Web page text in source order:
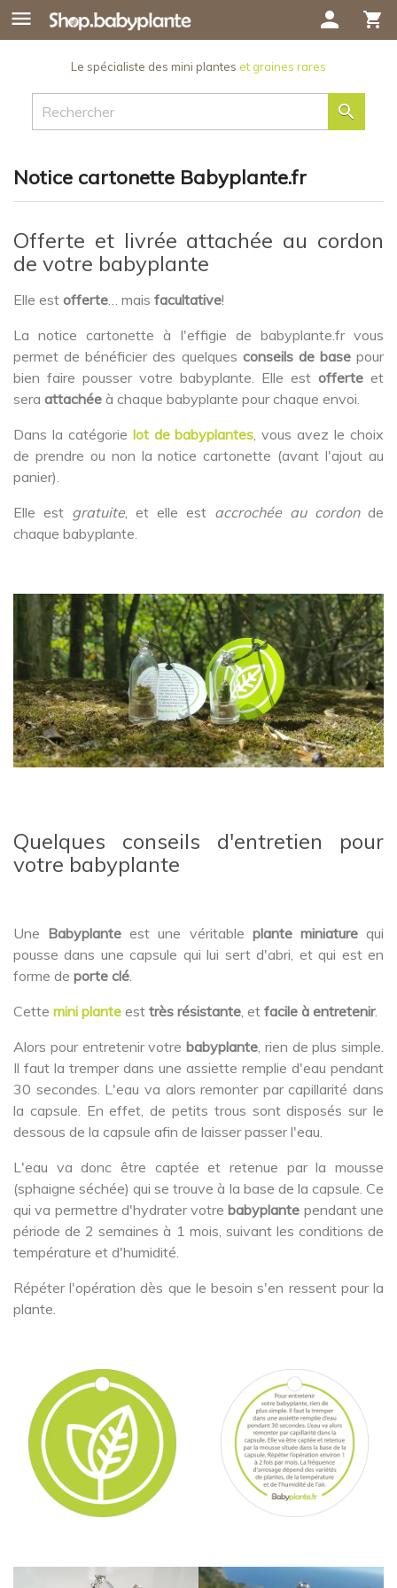
 shopping_cart
person
Le spécialiste des mini plantes et graines rares

Notice cartonette Babyplante.fr
Offerte et livrée attachée au cordon
de votre babyplante
Elle est offerte… mais facultative!
La notice cartonette à l'effigie de babyplante.fr vous
permet de bénéficier des quelques conseils de basepour
bien faire pousser votre babyplante. Elle est offerte et
sera attachée à chaque babyplante pour chaque envoi.
Dans la catégorie lot de babyplantes, vous avez le choix
de prendre ou non la notice cartonette (avant l'ajout au
panier).
Elle est gratuite, et elle est accrochée au cordonde
chaque babyplante.
Quelques conseils d'entretien pour
votre babyplante
Une Babyplante est une véritable plante miniaturequi
pousse dans une capsule qui lui sert d'abri, et qui est en
forme de porte clé.
Cette mini plante est très résistante, et facile à entretenir.
Alors pour entretenir votre babyplante, rien de plus simple.
Il faut la tremper dans une assiette remplie d'eau pendant
30 secondes. L'eau va alors remonter par capillarité dans
la capsule. En effet, de petits trous sont disposés sur le
dessous de la capsule afin de laisser passer l'eau.
L'eau va donc être captée et retenue par la mousse
(sphaigne séchée) qui se trouve à la base de la capsule. Ce
qui va permettre d'hydrater votrebabyplante pendant une
période de 2 semaines à 1 mois, suivant les conditions de
température et d'humidité.
Répéter l'opération dès que le besoin s'en ressent pour la
plante.